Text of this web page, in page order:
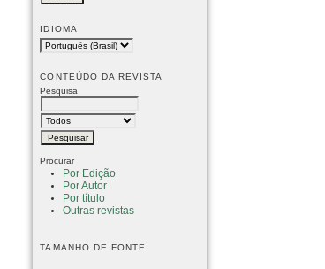
IDIOMA
CONTEÚDO DA REVISTA
Pesquisa
Procurar
Por Edição
Por Autor
Por título
Outras revistas
TAMANHO DE FONTE